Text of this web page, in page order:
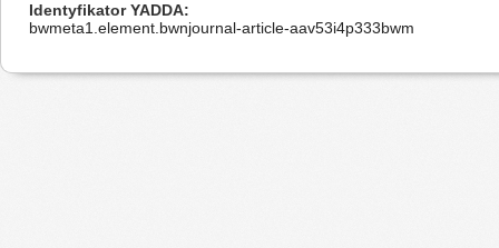
Identyfikator YADDA
bwmeta1.element.bwnjournal-article-aav53i4p333bwm